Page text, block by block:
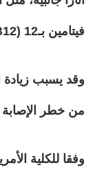
فيتامين بـ12 (B12).
وقد يسبب زيادة
من خطر
وفقا للكلية